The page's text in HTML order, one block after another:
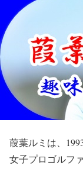
葭葉ルミは、
女子プロゴルフ